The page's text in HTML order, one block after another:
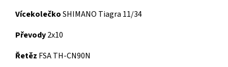
VícekolečkoSHIMANO Tiagra 11/34
Převody2x10
Řetěz FSA TH-CN90N